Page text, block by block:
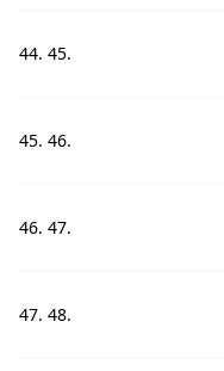
44. 45.
45. 46.
46. 47.
47. 48.